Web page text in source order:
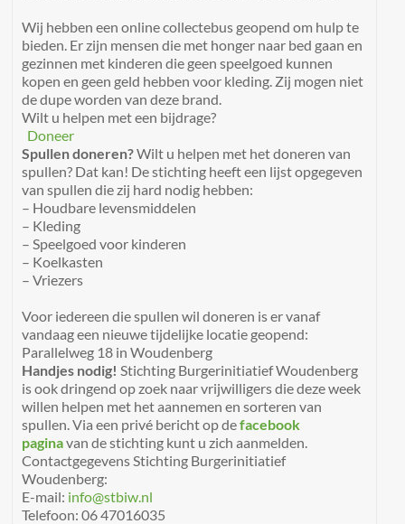
Wij hebben een online collectebus geopend om hulp te
bieden. Er zijn mensen die met honger naar bed gaan en
gezinnen met kinderen die geen speelgoed kunnen
kopen en geen geld hebben voor kleding. Zij mogen niet
de dupe worden van deze brand.
Wilt u helpen met een bijdrage?
Doneer
Spullen doneren?Wilt u helpen met het doneren van
spullen? Dat kan! De stichting heeft een lijst opgegeven
van spullen die zij hard nodig hebben:
– Houdbare levensmiddelen
– Kleding
– Speelgoed voor kinderen
– Koelkasten
– Vriezers
Voor iedereen die spullen wil doneren is er vanaf
vandaag een nieuwe tijdelijke locatie geopend:
Parallelweg 18 in Woudenberg
Handjes nodig! Stichting Burgerinitiatief Woudenberg
is ook dringend op zoek naar vrijwilligers die deze week
willen helpen met het aannemen en sorteren van
spullen. Via een privé bericht op defacebook
paginavan de stichting kunt u zich aanmelden.
Contactgegevens Stichting Burgerinitiatief
Woudenberg:
E-mail: info@stbiw.nl
Telefoon: 06 47016035